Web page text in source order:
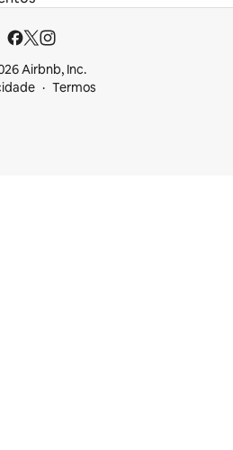
Airbnb, Inc.
Termos